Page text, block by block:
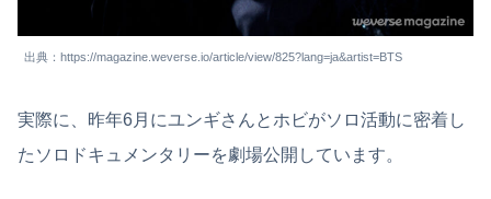
出典：https://magazine.weverse.io/article/view/825?lang=ja&artist=BTS
実際に、昨年6月にユンギさんとホビがソロ活動に密着し
たソロドキュメンタリーを劇場公開しています。